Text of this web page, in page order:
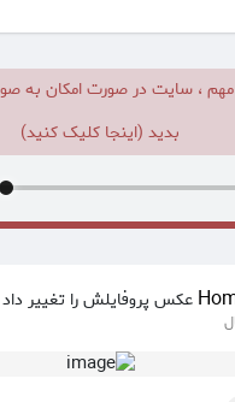
، سایت در صورت امکان به
بدید (اینجا کلیک کنید)
عکس پروفایلش را تغییر داد